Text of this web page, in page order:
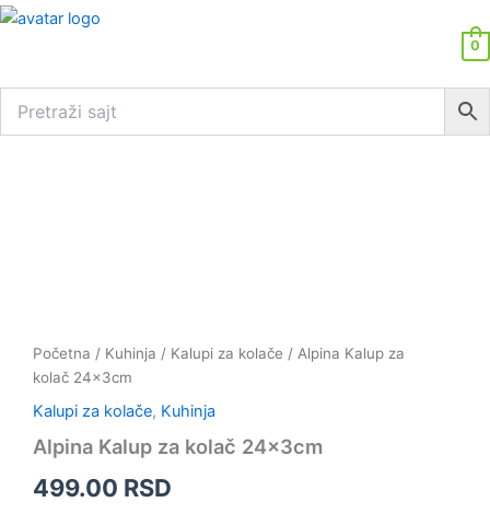
0
Početna / Kuhinja / Kalupi za kolače / Alpina Kalup za
kolač 24x3cm
Kalupi za kolače, Kuhinja
Alpina Kalup za kolač 24x3cm
499.00 RSD